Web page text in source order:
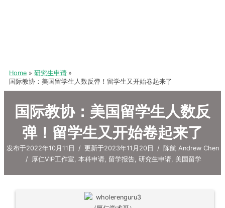
Home
研究生申请
国际教协：美国留学生人数反弹！留学生又开始卷起来了
国际教协：美国留学生人数反
弹！留学生又开始卷起来了
发布于2022年10月11日 / 更新于2023年11月20日 / 陈航 Andrew Chen
/ 厚仁VIP工作室, 本科申请, 留学报告, 研究生申请, 美国留学